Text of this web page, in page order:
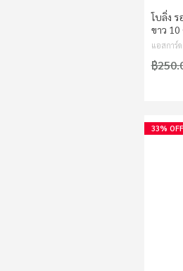
โบลิ่ง
ขาว 10
แอสการ์ด
฿
33% OFF